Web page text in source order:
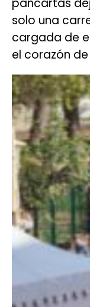
solo una
cargada de
el corazón